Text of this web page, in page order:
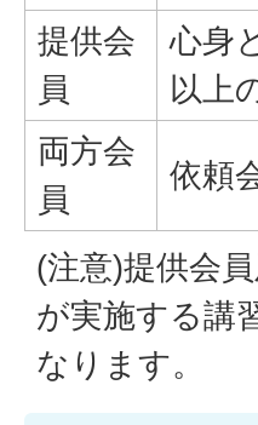
提供会
員
心身
以上
両方会
員
依頼
(注意)提供会
が実施する講
なります。